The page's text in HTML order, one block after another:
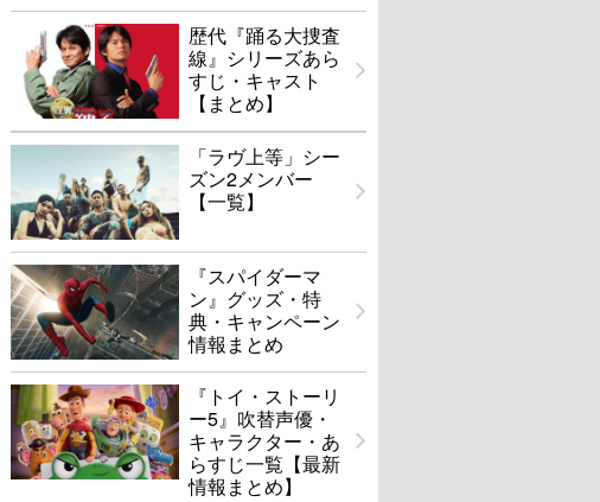
歴代『踊る大捜査
線』シリーズあら
すじ・キャスト
【まとめ】
「ラヴ上等」シー
ズン2メンバー
【一覧】
『スパイダーマ
ン』グッズ・特
典・キャンペーン
情報まとめ
『トイ・ストーリ
ー5』吹替声優・
キャラクター・あ
らすじ一覧【最新
情報まとめ】